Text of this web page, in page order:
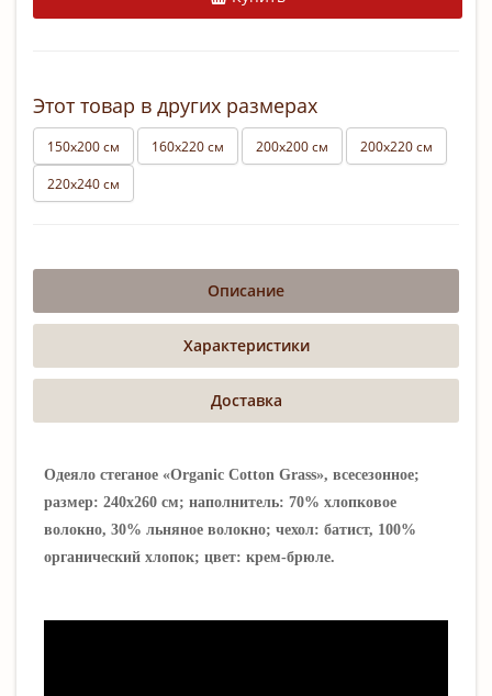
Этот товар в других размерах
150х200 см 160х220 см 200х200 см
200х220 см
220х240 см
Описание
Характеристики
Доставка
Одеяло стеганое «Organic Cotton Grass», всесезонное;
размер: 240х260 см; наполнитель: 70% хлопковое
волокно, 30% льняное волокно; чехол: батист, 100%
органический хлопок; цвет: крем-брюле.